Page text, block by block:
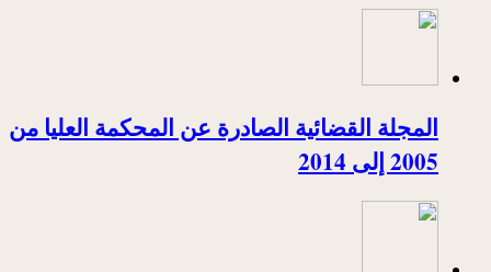
المجلة القضائية الصادرة عن المحكمة العليا من
2005 إلى 2014